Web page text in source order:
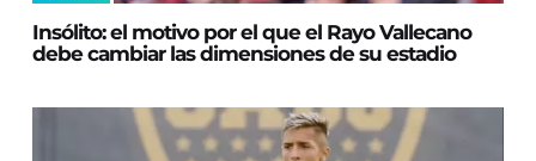
Insólito: el motivo por el que el Rayo Vallecano
debe cambiar las dimensiones de su estadio